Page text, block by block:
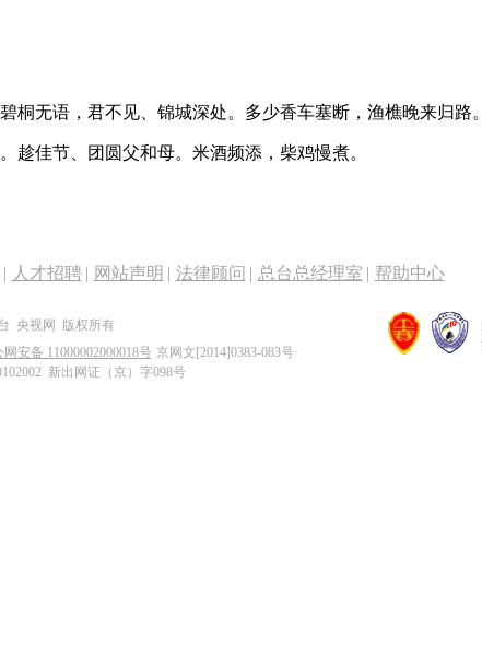
无语，君不见、锦城深处。多少香车塞断，渔樵晚来归路。
佳节、团圆父和母。米酒频添，柴鸡慢煮。
| 人才招聘 | 网站声明 | 法律顾问 | 总台总经理室 | 帮助中心
央视网 版权所有
网安备 11000002000018号 京网文[2014]0383-083号
新出网证（京）字098号